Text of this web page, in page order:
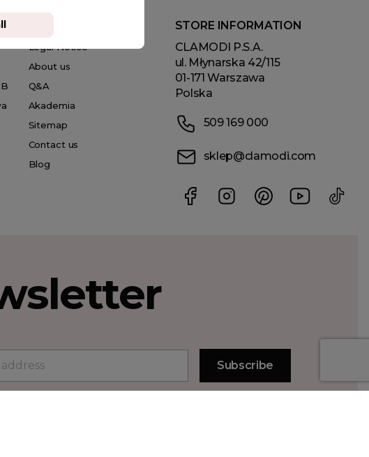
Legal Notice
About us
Q&A
Akademia
Sitemap
Contact us
Blog
STORE INFORMATION
CLAMODI P.S.A.
ul. Młynarska 42/115
01-171 Warszawa
Polska
509 169 000
sklep@clamodi.com